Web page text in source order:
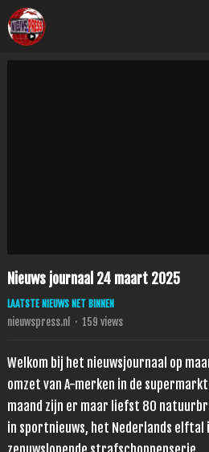
Nieuws journaal 24 maart 2025
LAATSTE NIEUWS NET BINNEN
nieuwspress.nl · 159 views
Welkom bij het nieuwsjournaal op
omzet van A-merken in de
maand zijn er maar liefst 80
in sportnieuws, het Nederlands elftal